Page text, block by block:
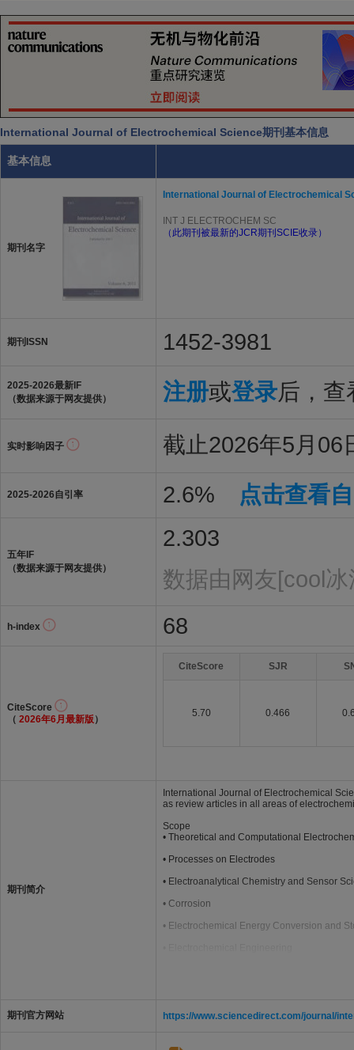
International Journal of Electrochemical Science期刊基本信息
基本信息
期刊名字
International Journal of Electrochemical
INT J ELECTROCHEM SC
（此期刊被最新的JCR期刊SCIE收录）
期刊ISSN 1452-3981
2025-2026最新IF
（数据来源于网友提供）
注册或登录后，查
实时影响因子 截止2026年5月06
2025-2026自引率 2.6% 点击查看
五年IF
（数据来源于网友提供）
2.303
数据由网友[cool
h-index 68
CiteScore
（ 2026年6月最新版 ）
CiteScore SJR
5.70 0.466
期刊简介
International Journal of Electrochemical
as review articles in all areas of
Scope
• Theoretical and Computational
• Processes on Electrodes
• Electroanalytical Chemistry and Sensor
• Corrosion
• Electrochemical Energy Conversion and
• Bioelectrochemistry
期刊官方网站 https://www.sciencedirect.com/journal/